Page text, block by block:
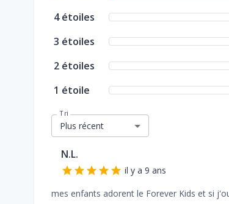
4 étoiles
3 étoiles
2 étoiles
1 étoile
Tri
Plus récent
N.L.
il y a 9 ans
mes enfants adorent le Forever Kids et si